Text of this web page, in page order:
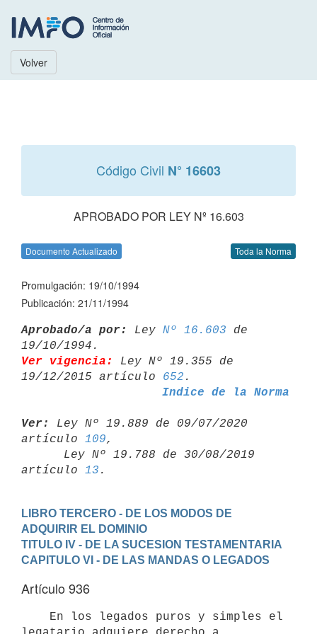
Volver
Código Civil N° 16603
APROBADO POR LEY Nº 16.603
Documento Actualizado Toda la Norma
Promulgación: 19/10/1994
Publicación: 21/11/1994
Aprobado/a por: Ley Nº 16.603 de
Ver vigencia:
Ley Nº 19.355 de
19/12/2015 artículo 652
Indice de la Norma
Ver:
Ley Nº 19.889 de 09/07/2020
artículo 109,
artículo 13
LIBRO TERCERO - DE LOS MODOS DE
ADQUIRIR EL DOMINIO
TITULO IV - DE LA SUCESION TESTAMENTARIA
CAPITULO VI - DE LAS MANDAS O LEGADOS
Artículo 936